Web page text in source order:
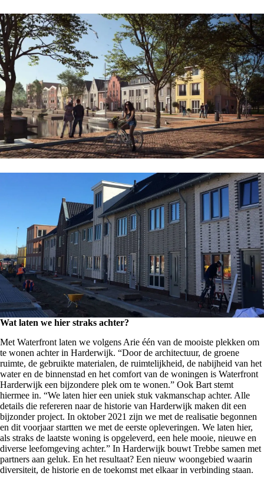
Wat laten we hier straks achter?
Met Waterfront laten we volgens Arie één van de mooiste plekken om
te wonen achter in Harderwijk. “Door de architectuur, de groene
ruimte, de gebruikte materialen, de ruimtelijkheid, de nabijheid van het
water en de binnenstad en het comfort van de woningen is Waterfront
Harderwijk een bijzondere plek om te wonen.” Ook Bart stemt
hiermee in. “We laten hier een uniek stuk vakmanschap achter. Alle
details die refereren naar de historie van Harderwijk maken dit een
bijzonder project. In oktober 2021 zijn we met de realisatie begonnen
en dit voorjaar startten we met de eerste opleveringen. We laten hier,
als straks de laatste woning is opgeleverd, een hele mooie, nieuwe en
diverse leefomgeving achter.” In Harderwijk bouwt Trebbe samen met
partners aan geluk. En het resultaat? Een nieuw woongebied waarin
diversiteit, de historie en de toekomst met elkaar in verbinding staan.